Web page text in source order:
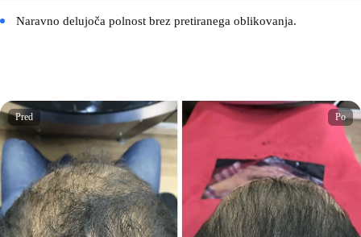
Naravno delujoča polnost brez pretiranega oblikovanja.
Pred Po